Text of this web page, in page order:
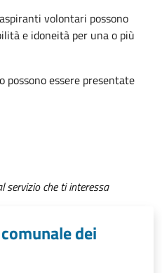
volontari possono
e idoneità per una o più
possono essere presentate
servizio che ti interessa
dei